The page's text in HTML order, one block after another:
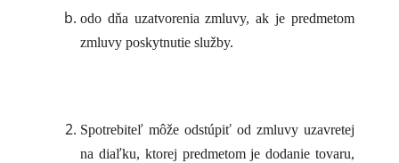
odo dňa uzatvorenia zmluvy, ak je predmetom
zmluvy poskytnutie služby.
Spotrebiteľ môže odstúpiť od zmluvy uzavretej
na diaľku, ktorej predmetom je dodanie tovaru,